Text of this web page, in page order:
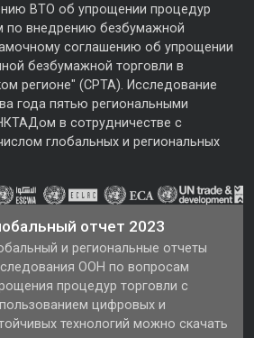
ВТО об упрощении процедур
по внедрению безбумажной
соглашению об упрощении
безбумажной торговли в
регионе" (CPTA). Исследование
года пятью региональными
в сотрудничестве с
глобальных и региональных
отчет 2023
и региональные отчеты
ООН по вопросам
процедур торговли с
цифровых и
технологий можно скачать